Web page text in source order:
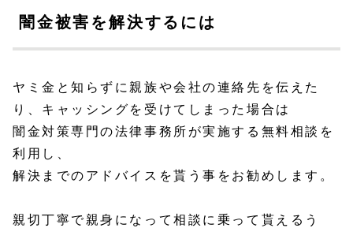
闇金被害を解決するには
ヤミ金と知らずに親族や会社の連絡先を伝えた
り、キャッシングを受けてしまった場合は
闇金対策専門の法律事務所が実施する無料相談 を
利用し、
解決までのアドバイスを貰う事をお勧めします。
親切丁寧で親身になって相談に乗って貰えるう